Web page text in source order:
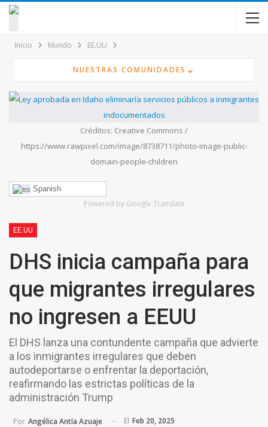
contenido
Inicio Mundo EE.UU
NUESTRAS COMUNIDADES ⌄
Créditos: Creative Commons /
https://www.rawpixel.com/image/8738711/photo-image-public-
domain-people-children
Spanish
Powered by Google Translate
EE.UU
DHS inicia campaña para
que migrantes irregulares
no ingresen a EEUU
El DHS lanza una contundente campaña que advierte
a los inmigrantes irregulares que deben
autodeportarse o enfrentar la deportación,
reafirmando las estrictas políticas de la
administración Trump
Por Angélica Antía Azuaje El Feb 20, 2025